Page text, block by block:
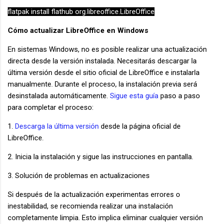
flatpak install flathub org.libreoffice.LibreOffice
Cómo actualizar LibreOffice en Windows
En sistemas Windows, no es posible realizar una actualización
directa desde la versión instalada. Necesitarás descargar la
última versión desde el sitio oficial de LibreOffice e instalarla
manualmente. Durante el proceso, la instalación previa será
desinstalada automáticamente. Sigue esta guía paso a paso
para completar el proceso:
1. Descarga la última versión desde la página oficial de
LibreOffice.
2. Inicia la instalación y sigue las instrucciones en pantalla.
3. Solución de problemas en actualizaciones
Si después de la actualización experimentas errores o
inestabilidad, se recomienda realizar una instalación
completamente limpia. Esto implica eliminar cualquier versión